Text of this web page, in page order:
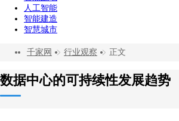
人工智能
智能建造
智慧城市
千家网 行业观察 正文
数据中心的可持续性发展趋势